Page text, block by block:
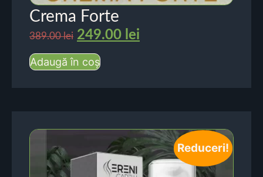
Crema Forte
389.00lei 249.00 lei
Adaugă în coș
Reduceri!